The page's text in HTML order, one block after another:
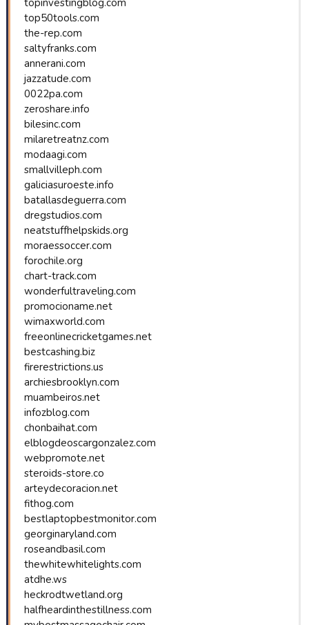
top50tools.com
the-rep.com
saltyfranks.com
annerani.com
jazzatude.com
0022pa.com
zeroshare.info
bilesinc.com
milaretreatnz.com
modaagi.com
smallvilleph.com
galiciasuroeste.info
batallasdeguerra.com
dregstudios.com
neatstuffhelpskids.org
moraessoccer.com
forochile.org
chart-track.com
wonderfultraveling.com
promocioname.net
wimaxworld.com
freeonlinecricketgames.net
bestcashing.biz
firerestrictions.us
archiesbrooklyn.com
muambeiros.net
infozblog.com
chonbaihat.com
elblogdeoscargonzalez.com
webpromote.net
steroids-store.co
arteydecoracion.net
fithog.com
bestlaptopbestmonitor.com
georginaryland.com
roseandbasil.com
thewhitewhitelights.com
atdhe.ws
heckrodtwetland.org
halfheardinthestillness.com